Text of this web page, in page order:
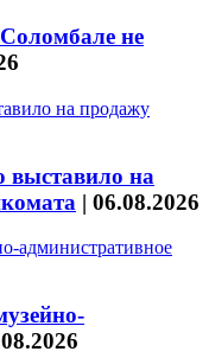
не
выставило на
| 06.08.2026